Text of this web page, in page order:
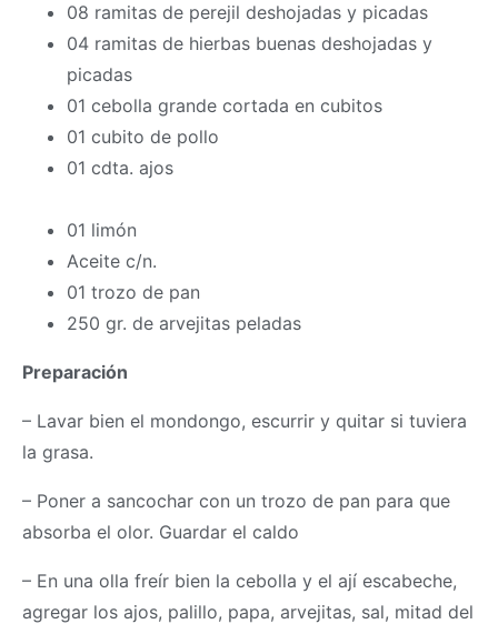
08 ramitas de perejil deshojadas y picadas
04 ramitas de hierbas buenas deshojadas y
picadas
01 cebolla grande cortada en cubitos
01 cubito de pollo
01 cdta. ajos
01 limón
Aceite c/n.
01 trozo de pan
250 gr. de arvejitas peladas
Preparación
– Lavar bien el mondongo, escurrir y quitar si tuviera
la grasa.
– Poner a sancochar con un trozo de pan para que
absorba el olor. Guardar el caldo
– En una olla freír bien la cebolla y el ají escabeche,
agregar los ajos, palillo, papa, arvejitas, sal, mitad del